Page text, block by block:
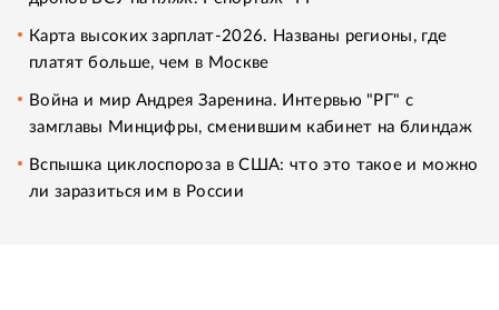
Карта высоких зарплат-2026. Названы регионы, где
платят больше, чем в Москве
Война и мир Андрея Заренина. Интервью "РГ" с
замглавы Минцифры, сменившим кабинет на блиндаж
Вспышка циклоспороза в США: что это такое и можно
ли заразиться им в России